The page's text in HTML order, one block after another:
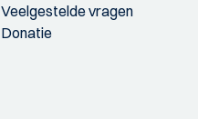
Veelgestelde vragen
Donatie